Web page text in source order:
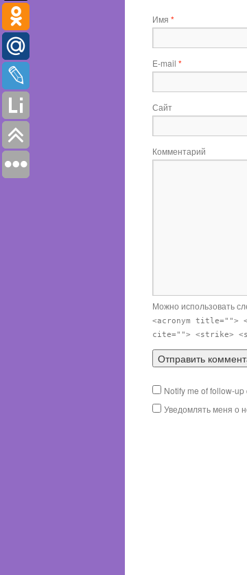
Имя *
E-mail *
Сайт
Комментарий
Можно использовать
<acronym title="">
cite=""> <strike>
Notify me of follow-
Уведомлять меня о